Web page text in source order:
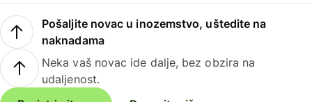
Pošaljite novac u inozemstvo, uštedite na
naknadama
Neka vaš novac ide dalje, bez obzira na
udaljenost.